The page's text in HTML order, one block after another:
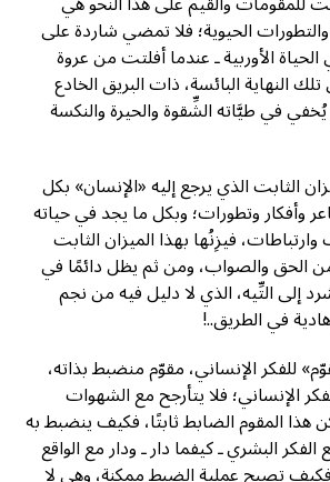
الحيوية؛ فلا تمضي شاردة على
الأوربية ـ عندما أفلتت من عروة
النهاية البائسة، ذات البريق الخادع
يُخفي في طيَّاته الشِّقوة والحيرة والنكسة
الثابت الذي يرجع إليه «الإنسان» بكل
وتطورات؛ وبكل ما يجد في حياته
فيزِنُها بهذا الميزان الثابت
من الحق والصواب، ومن ثم يظل دائمًا في
إلى التِّيه، الذي لا دليل فيه من نجم
في الطريق..!
للفكر الإنساني، مقوّم منضبط بذاته،
الإنساني؛ فلا يتأرجح مع الشهوات
هذا المقوم الضابط ثابتًا، فكيف ينضبط به
البشري ـ كيفما دار ـ ودار مع الواقع